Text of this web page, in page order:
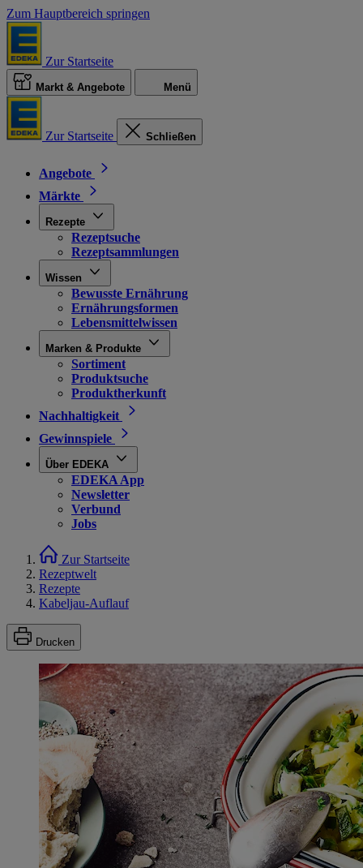
Zum Hauptbereich springen
Zur Startseite
Markt & Angebote Menü
Zur Startseite Schließen
Angebote
Märkte
Rezepte
Rezeptsuche
Rezeptsammlungen
Wissen
Bewusste Ernährung
Ernährungsformen
Lebensmittelwissen
Marken & Produkte
Sortiment
Produktsuche
Produktherkunft
Nachhaltigkeit
Gewinnspiele
Über EDEKA
EDEKA App
Newsletter
Verbund
Jobs
Zur Startseite
Rezeptwelt
Rezepte
Kabeljau-Auflauf
Drucken